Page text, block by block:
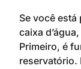
Se você
caixa
Primeiro, é
reservatório.